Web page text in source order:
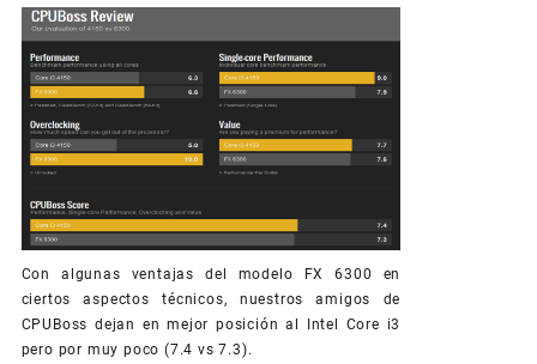
Con algunas ventajas del modelo FX 6300 en
ciertos aspectos técnicos, nuestros amigos de
CPUBoss dejan en mejor posición al Intel Core i3
pero por muy poco (7.4 vs 7.3).